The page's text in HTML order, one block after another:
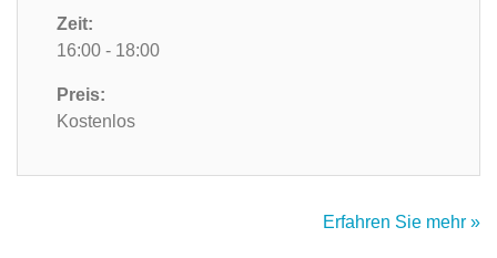
Zeit:
16:00 - 18:00
Preis:
Kostenlos
Erfahren Sie mehr »